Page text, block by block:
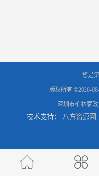
您是第
版权所有 ©2026-
深圳市柏林家政
技术支持： 八方资源网